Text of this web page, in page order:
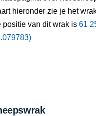
hieronder zie je het
positie van dit wrak is 61